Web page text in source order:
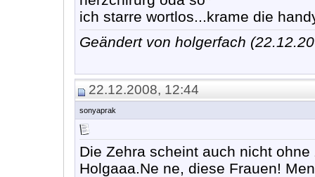
ich starre wortlos...krame die
Geändert von holgerfach
22.12.2008, 12:44
sonyaprak
Die Zehra scheint auch nicht
Holgaaa.Ne ne, diese Frauen!